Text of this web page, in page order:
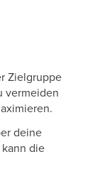
Zielgruppe
vermeiden
deine
die